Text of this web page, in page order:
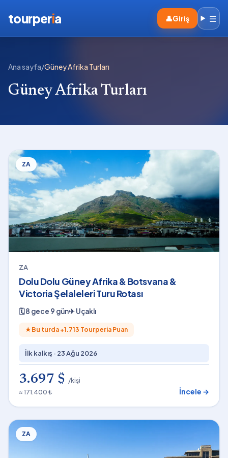
tourperia 👤Giriş ☰
Ana sayfa/Güney Afrika Turları
Güney Afrika Turları
ZA
ZA
Dolu Dolu Güney Afrika & Botsvana &
Victoria Şelaleleri Turu Rotası
🗓8 gece 9 gün✈Uçaklı
★ Bu turda +1.713 Tourperia Puan
İlk kalkış · 23 Ağu 2026
3.697 $ /kişi
≈ 171.400 ₺
İncele →
ZA